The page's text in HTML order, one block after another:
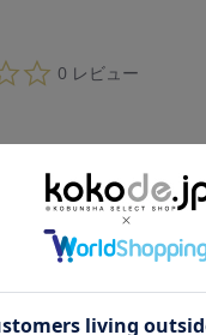
0.
0
a
r
a
t
i
n
g
0 レビュー
ビュー はありません。